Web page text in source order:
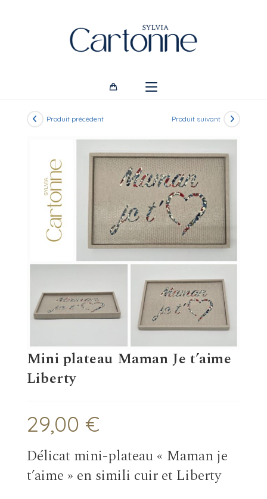
Produit précédent Produit suivant
Mini plateau Maman Je t’aime
Liberty
29,00 €
Délicat mini-plateau « Maman je
t’aime » en simili cuir et Liberty